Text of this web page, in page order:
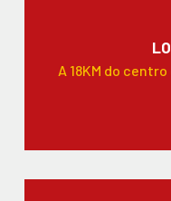
A 18KM do